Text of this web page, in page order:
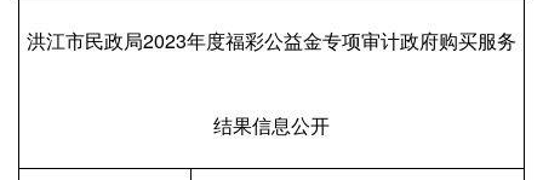
洪江市民政局2023年度福彩公益金专项审计政府购买服务
结果信息公开